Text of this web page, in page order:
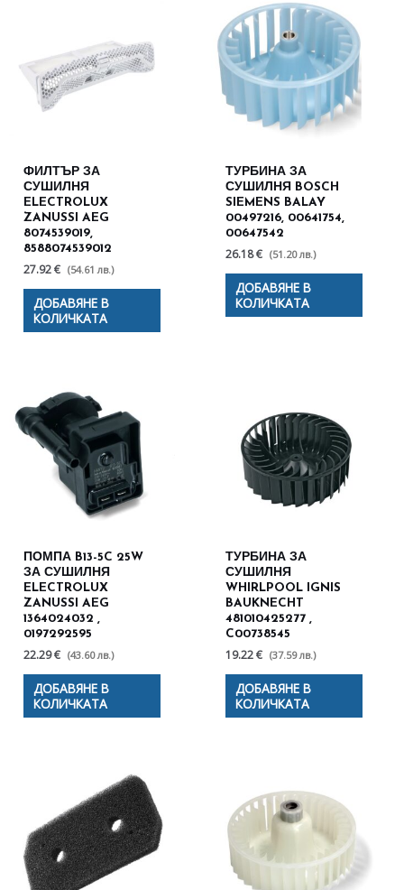
ФИЛТЪР ЗА
СУШИЛНЯ
ELECTROLUX
ZANUSSI AEG
8074539019,
8588074539012
27.92 € (54.61 лв.)
ДОБАВЯНЕ В
КОЛИЧКАТА
ТУРБИНА ЗА
СУШИЛНЯ BOSCH
SIEMENS BALAY
00497216, 00641754,
00647542
26.18 € (51.20 лв.)
ДОБАВЯНЕ В
КОЛИЧКАТА
ПОМПА B13-5C 25W
ЗА СУШИЛНЯ
ELECTROLUX
ZANUSSI AEG
1364024032 ,
0197292595
22.29 € (43.60 лв.)
ДОБАВЯНЕ В
КОЛИЧКАТА
ТУРБИНА ЗА
СУШИЛНЯ
WHIRLPOOL IGNIS
BAUKNECHT
481010425277 ,
C00738545
19.22 € (37.59 лв.)
ДОБАВЯНЕ В
КОЛИЧКАТА